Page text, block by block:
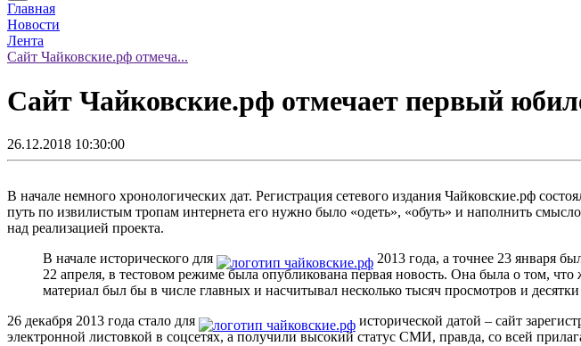
Главная
Новости
Лента
Сайт Чайковские.рф отмеча...
Сайт Чайковские.рф отмечает первый
26.12.2018 10:30:00
В начале немного хронологических дат. Регистрация сетевого издания Чайковские.рф
путь по извилистым тропам интернета его нужно было «одеть», «обуть» и наполнить
над реализацией проекта.
В начале исторического для
2013 года, а точнее 23 января
22 апреля, в тестовом режиме была опубликована первая новость. Она была о том, что
материал был бы в числе главных и насчитывал несколько тысяч просмотров и
26 декабря 2013 года стало для
исторической датой – сайт
электронной листовкой в соцсетях, а получили высокий статус СМИ, правда, со всей